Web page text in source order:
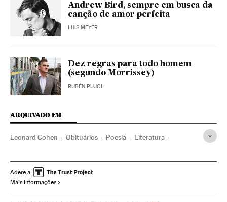
Andrew Bird, sempre em busca da
canção de amor perfeita
LUIS MEYER
Dez regras para todo homem
(segundo Morrissey)
RUBÉN PUJOL
ARQUIVADO EM
Leonard Cohen Obituários Poesia Literatura
Adere a
Mais informações